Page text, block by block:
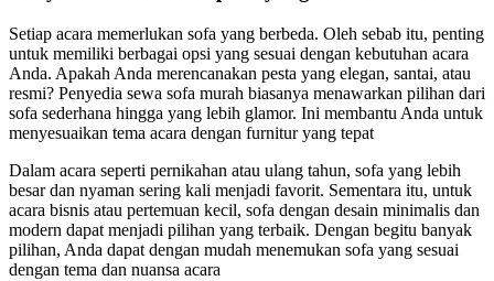
Setiap acara memerlukan sofa yang berbeda. Oleh sebab itu, penting
untuk memiliki berbagai opsi yang sesuai dengan kebutuhan acara
Anda. Apakah Anda merencanakan pesta yang elegan, santai, atau
resmi? Penyedia sewa sofa murah biasanya menawarkan pilihan dari
sofa sederhana hingga yang lebih glamor. Ini membantu Anda untuk
menyesuaikan tema acara dengan furnitur yang tepat
Dalam acara seperti pernikahan atau ulang tahun, sofa yang lebih
besar dan nyaman sering kali menjadi favorit. Sementara itu, untuk
acara bisnis atau pertemuan kecil, sofa dengan desain minimalis dan
modern dapat menjadi pilihan yang terbaik. Dengan begitu banyak
pilihan, Anda dapat dengan mudah menemukan sofa yang sesuai
dengan tema dan nuansa acara